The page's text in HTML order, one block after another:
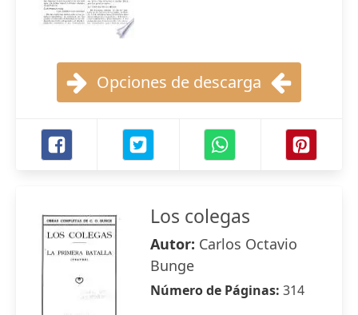
Opciones de descarga
Los colegas
Autor: Carlos Octavio
Bunge
Número de Páginas: 314